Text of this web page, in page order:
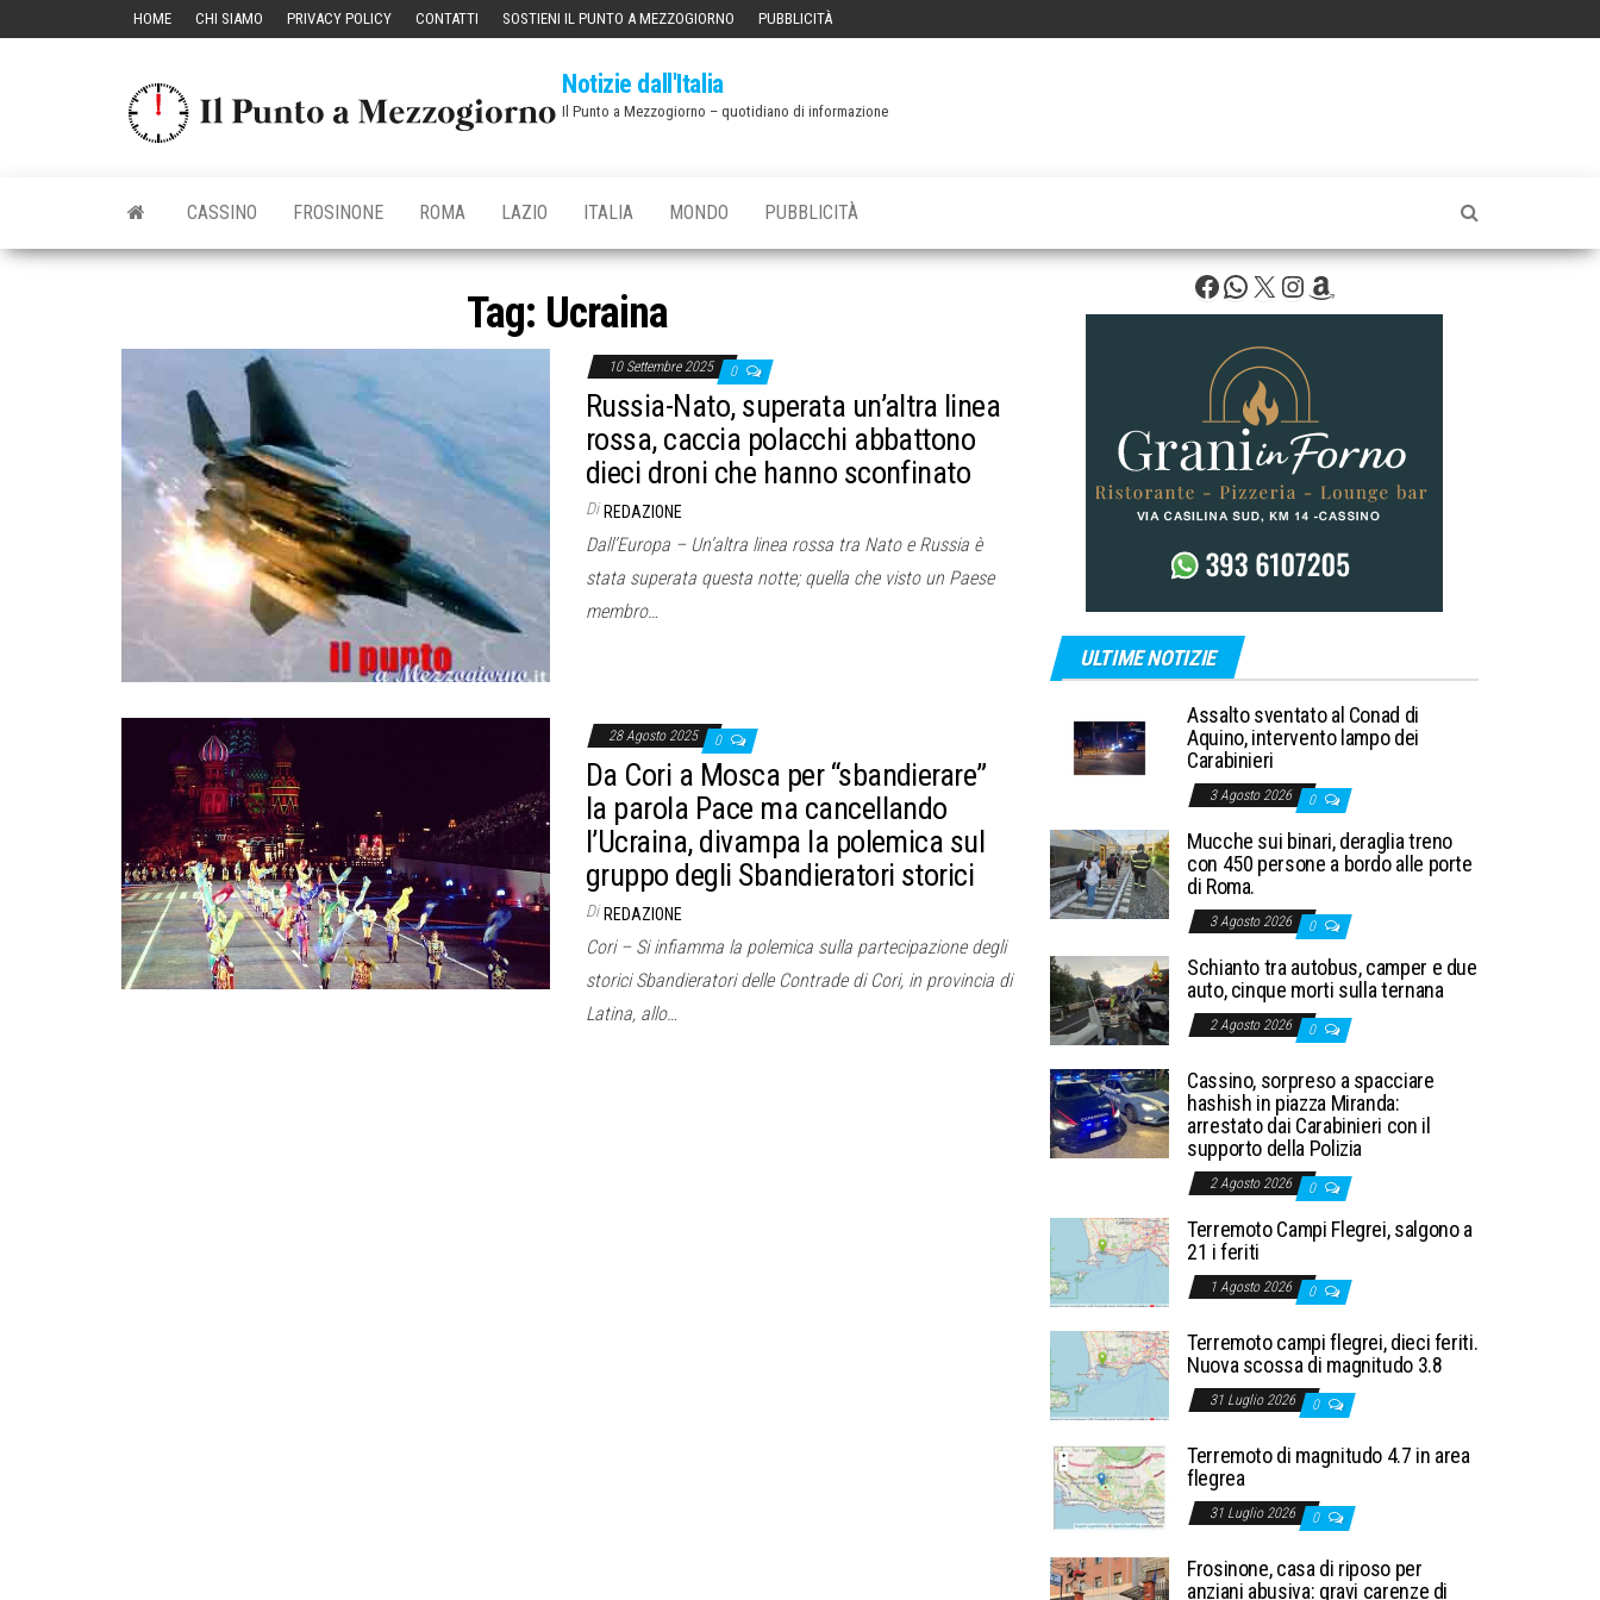
HOME CHI SIAMO PRIVACY POLICY CONTATTI SOSTIENI IL PUNTO A MEZZOGIORNO PUBBLICITÀ
Notizie dall'Italia
Il Punto a Mezzogiorno – quotidiano di informazione
CASSINO FROSINONE ROMA LAZIO ITALIA MONDO PUBBLICITÀ
Tag: Ucraina
10 Settembre 2025 0
Russia-Nato, superata un’altra linea
rossa, caccia polacchi abbattono
dieci droni che hanno sconfinato
Di REDAZIONE
Dall’Europa – Un’altra linea rossa tra Nato e Russia è
stata superata questa notte; quella che visto un Paese
membro…
28 Agosto 2025 0
Da Cori a Mosca per “sbandierare”
la parola Pace ma cancellando
l’Ucraina, divampa la polemica sul
gruppo degli Sbandieratori storici
Di REDAZIONE
Cori – Si infiamma la polemica sulla partecipazione degli
storici Sbandieratori delle Contrade di Cori, in provincia di
Latina, allo…
Facebook
WhatsApp
X Instagram
Amazon
ULTIME NOTIZIE
Assalto sventato al Conad di
Aquino, intervento lampo dei
Carabinieri
3 Agosto 2026 0
Mucche sui binari, deraglia treno
con 450 persone a bordo alle porte
di Roma.
3 Agosto 2026 0
Schianto tra autobus, camper e due
auto, cinque morti sulla ternana
2 Agosto 2026 0
Cassino, sorpreso a spacciare
hashish in piazza Miranda:
arrestato dai Carabinieri con il
supporto della Polizia
2 Agosto 2026 0
Terremoto Campi Flegrei, salgono a
21 i feriti
1 Agosto 2026 0
Terremoto campi flegrei, dieci feriti.
Nuova scossa di magnitudo 3.8
31 Luglio 2026 0
Terremoto di magnitudo 4.7 in area
flegrea
31 Luglio 2026 0
Frosinone, casa di riposo per
anziani abusiva: gravi carenze di